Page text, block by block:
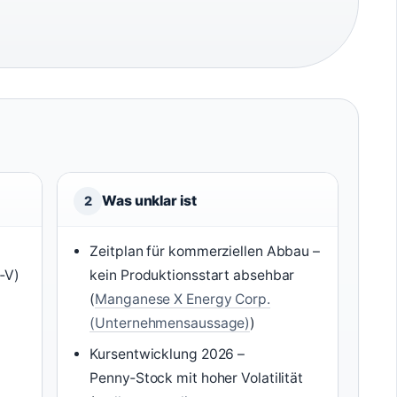
2 Was unklar ist
Zeitplan für kommerziellen Abbau –
kein Produktionsstart absehbar
(Manganese X Energy Corp.
(Unternehmensaussage))
Kursentwicklung 2026 –
Penny‑Stock mit hoher Volatilität